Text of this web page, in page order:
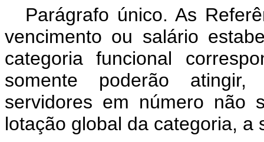
Parágrafo único. As
vencimento ou salário
categoria funcional
somente poderão atingir,
servidores em número não
lotação global da categoria,